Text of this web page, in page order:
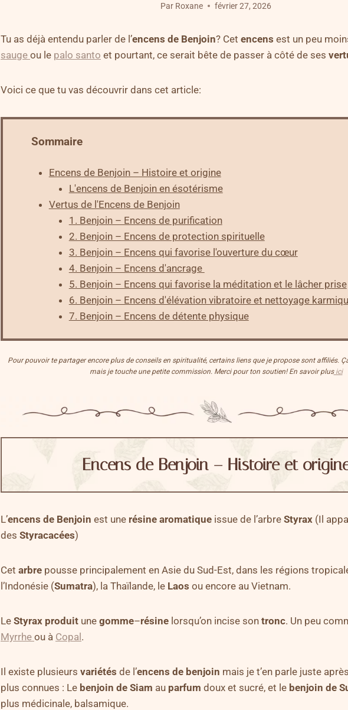
Par Roxane février 27, 2026
Tu as déjà entendu parler de l’encens de Benjoin? Cet encens est un peu
sauge ou le palo santo et pourtant, ce serait bête de passer à côté de ses
Voici ce que tu vas découvrir dans cet article:
Sommaire
Encens de Benjoin – Histoire et origine
L'encens de Benjoin en ésotérisme
Vertus de l'Encens de Benjoin
1. Benjoin – Encens de purification
2. Benjoin – Encens de protection spirituelle
3. Benjoin – Encens qui favorise l'ouverture du cœur
4. Benjoin – Encens d'ancrage
5. Benjoin – Encens qui favorise la méditation et le lâcher prise
6. Benjoin – Encens d'élévation vibratoire et nettoyage
7. Benjoin – Encens de détente physique
Pour pouvoir te partager encore plus de conseils en spiritualité, certains liens que je propose sont affiliés.
mais je touche une petite commission. Merci pour ton soutien! En savoir plusici
Encens de Benjoin – Histoire et
L’encens de Benjoin est une résine aromatique issue de l’arbre Styrax (Il
des Styracacées)
Cet arbre pousse principalement en Asie du Sud-Est, dans les régions
l’Indonésie (Sumatra), la Thaïlande, le Laos ou encore au Vietnam.
Le Styrax produit une gomme–résine lorsqu’on incise son tronc. Un peu
Myrrhe ou à Copal.
Il existe plusieurs variétés de l’encens de benjoin mais je t’en parle juste
plus connues : Le benjoin de Siam au parfum doux et sucré, et le benjoin de
plus médicinale, balsamique.